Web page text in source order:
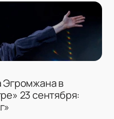
Эгромжана в
23 сентября: